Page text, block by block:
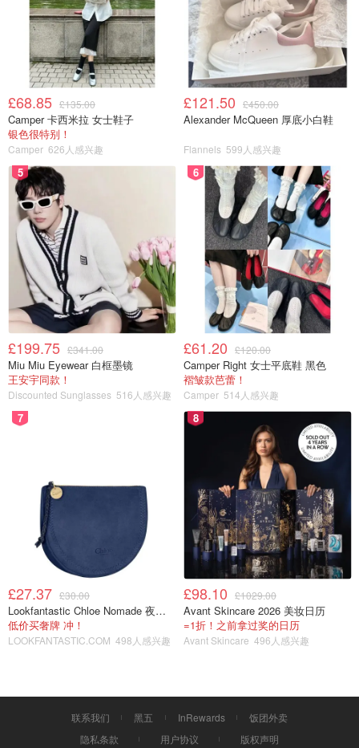
图片来自@夏乐客福尔摩兔，版权属于原作者
这一步在洗完头发擦干后使用，用前需要摇匀，喷在头发上
有点滑滑的感觉，稍加按摩就吸收了。它的增厚秘密来自于
印度醋栗，小麦蛋白和玉米提取物，可以帮助头发更加蓬
松，帮助后续造型。味道是令人愉悦的香草，佛手柑和鼠尾
草。
5. Scalp Revitalizer丰盈强韧紫森林头皮精华液 150ml
图片来自@夏乐客福尔摩兔，版权属于原作者
它的功效是
通过补充头发角蛋白增厚发丝并且激活发根来减
少掉发。如果需要达到防脱效果，这款精华需要每天使用。
在洗完头发擦干或吹干后使用，分区拨开头发然后将精华按
压在头皮上，
£68.85 £135.00
Camper 卡西米拉 女士鞋子
银色很特别！
Camper 626人感兴趣
£121.50 £450.00
Alexander McQueen 厚底小白鞋
Flannels 599人感兴趣
5
£199.75 £341.00
Miu Miu Eyewear 白框墨镜
王安宇同款！
Discounted Sunglasses 516人感兴趣
6
£61.20 £120.00
Camper Right 女士平底鞋 黑色
褶皱款芭蕾！
Camper 514人感兴趣
7
£27.37 £30.00
Lookfantastic Chloe Nomade 夜埃及小包
低价买奢牌 冲！
LOOKFANTASTIC.COM 498人感兴趣
8
£98.10 £1029.00
Avant Skincare 2026 美妆日历
=1折！之前拿过奖的日历
Avant Skincare 496人感兴趣
联系我们 黑五 InRewards
饭团外卖
隐私条款
用户协议 版权声明